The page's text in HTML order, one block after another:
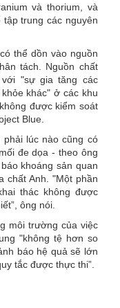
và thorium, và
trung các nguyên
thể dồn vào nguồn
tách. Nguồn chất
"sự gia tăng các
khác" ở các khu
được kiểm soát
Blue.
lúc nào cũng có
đe dọa - theo ông
khoáng sản quan
chất Anh. "Một phần
thác không được
ông nói.
môi trường của việc
"không tệ hơn so
báo hệ quả sẽ lớn
tắc được thực thi”.